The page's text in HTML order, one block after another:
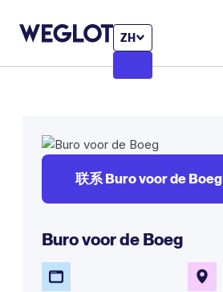
ZH
联系 Buro voor de Boeg
Buro voor de Boeg